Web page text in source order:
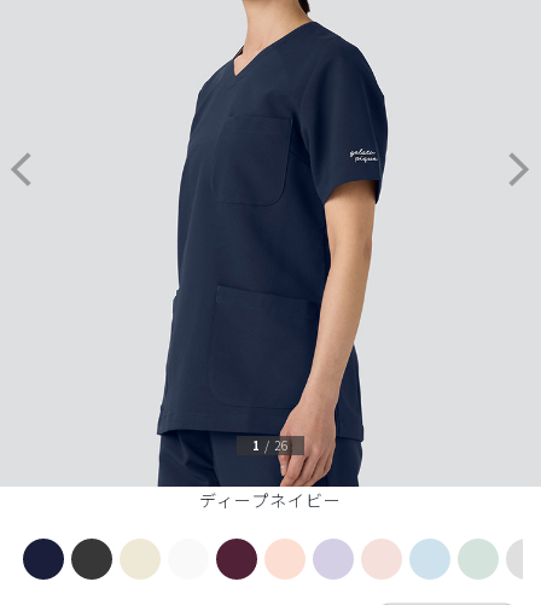
ディープネイビー
1 / 26